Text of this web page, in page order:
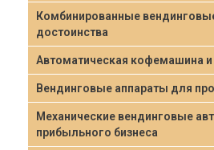
Комбинированные
достоинства
Автоматическая кофемашина
Вендинговые аппараты для
Механические вендинговые
прибыльного бизнеса